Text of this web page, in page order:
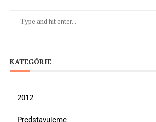
KATEGÓRIE
2012
Predstavujeme